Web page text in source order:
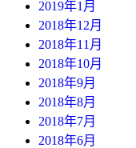
2019年1月
2018年12月
2018年11月
2018年10月
2018年9月
2018年8月
2018年7月
2018年6月